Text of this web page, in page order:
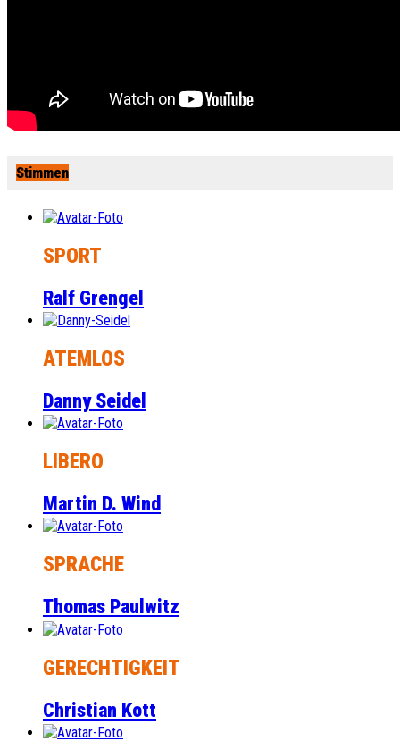
Stimmen
SPORT
Ralf Grengel
ATEMLOS
Danny Seidel
LIBERO
Martin D. Wind
SPRACHE
Thomas Paulwitz
GERECHTIGKEIT
Christian Kott